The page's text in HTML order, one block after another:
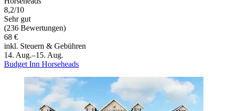
8,2/10
Sehr gut
(236 Bewertungen)
68 €
inkl. Steuern & Gebühren
14. Aug.–15. Aug.
Budget Inn Horseheads